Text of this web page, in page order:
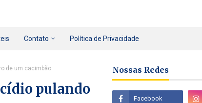
Contato Política de Privacidade
de um cacimbão
pulando
Nossas Redes